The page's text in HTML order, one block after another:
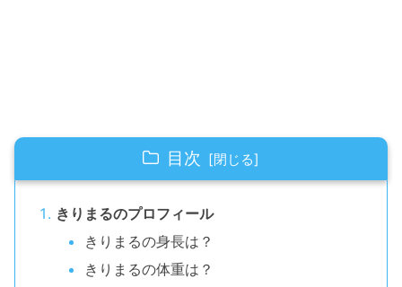
目次
きりまるのプロフィール
きりまるの身長は？
きりまるの体重は？